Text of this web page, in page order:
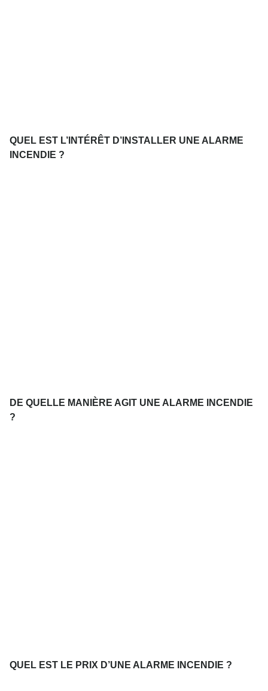
QUEL EST L’INTÉRÊT D’INSTALLER UNE ALARME
INCENDIE ?
DE QUELLE MANIÈRE AGIT UNE ALARME INCENDIE
?
QUEL EST LE PRIX D’UNE ALARME INCENDIE ?